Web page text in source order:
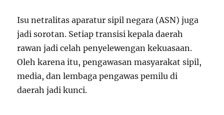
Isu netralitas aparatur sipil negara (ASN) juga
jadi sorotan. Setiap transisi kepala daerah
rawan jadi celah penyelewengan kekuasaan.
Oleh karena itu, pengawasan masyarakat sipil,
media, dan lembaga pengawas pemilu di
daerah jadi kunci.